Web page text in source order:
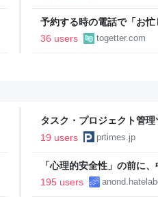
予約する時の電話で「お
い、明日◯日の12時に、人
もっと簡潔な方が楽なんだ
36 users togetter.com
タスク・プロジェクト管
定に関するお知らせ
19 users prtimes.jp
「心理的安全性」の前に
195 users